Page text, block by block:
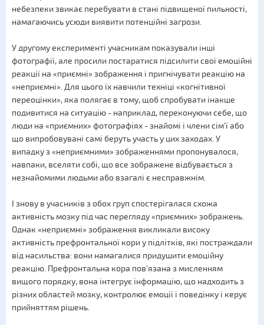
небезпеки звикає перебувати в стані підвищеної пильності,
намагаючись усюди виявити потенційні загрози.
У другому експерименті учасникам показували інші
фотографії, але просили постаратися підсилити свої емоційні
реакції на «приємні» зображення і пригнічувати реакцію на
«неприємні». Для цього їх навчили техніці «когнітивної
переоцінки», яка полягає в тому, щоб спробувати інакше
подивитися на ситуацію - наприклад, переконуючи себе, що
люди на «приємних» фотографіях - знайомі і члени сім'ї або
що випробовувані самі беруть участь у цих заходах. У
випадку з «неприємними» зображеннями пропонувалося,
навпаки, вселяти собі, що все зображене відбувається з
незнайомими людьми або взагалі є несправжнім.
І знову в учасників з обох груп спостерігалася схожа
активність мозку під час перегляду «приємних» зображень.
Однак «неприємні» зображення викликали високу
активність префронтальної кори у підлітків, які постраждали
від насильства: вони намагалися придушити емоційну
реакцію. Префронтальна кора пов'язана з мисленням
вищого порядку, вона інтегрує інформацію, що надходить з
різних областей мозку, контролює емоції і поведінку і керує
прийняттям рішень.